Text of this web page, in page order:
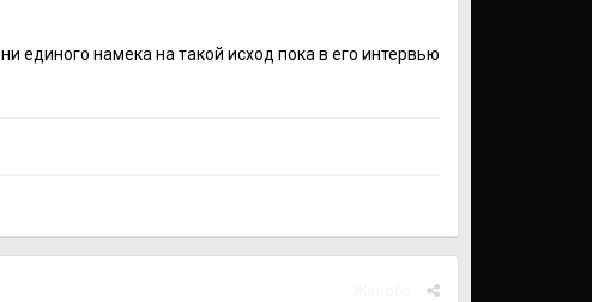
единого намека на такой исход пока в его интервью